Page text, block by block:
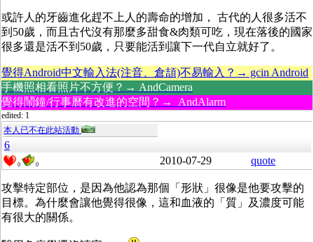
或許人的牙齒進化趕不上人的壽命的增加， 古代的人很多活不
到50歲，而且古代沒有那麼多甜食&肉類可吃，現在落後的國家
很多還是活不到50歲，只要能活到讓下一代自立就好了。
覺得Android中文輸入法(注音、倉頡)不易輸入？→ gcin Android
手機照相看照片不方便？→ AndCamera
覺得鬧鐘/行事曆有改進的空間？→ AndAlarm
edited: 1
本人已不在此站活動
6
0 0 2010-07-29 quote
攻擊特定部位，是因為他認為那個「形狀」很像是他要攻擊的
目標。為什麼會讓他覺得很像，這和血液的「質」及濃度可能
有很大的關係。